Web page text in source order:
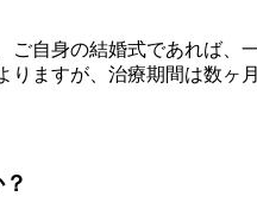
自身の結婚式であれば
ますが、治療期間は数ヶ